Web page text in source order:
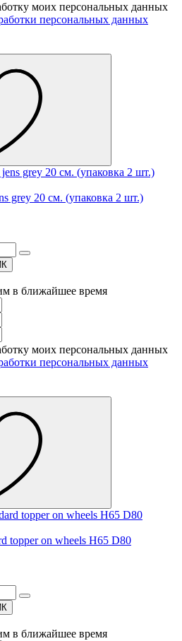
моих персональных данных
персональных данных
grey 20 см. (упаковка 2 шт.)
в ближайшее время
моих персональных данных
персональных данных
topper on wheels H65 D80
в ближайшее время